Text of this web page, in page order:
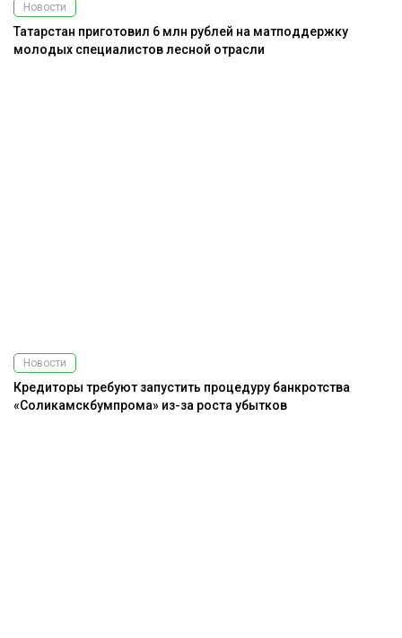
Новости
Татарстан приготовил 6 млн рублей на матподдержку
молодых специалистов лесной отрасли
Новости
Кредиторы требуют запустить процедуру банкротства
«Соликамскбумпрома» из-за роста убытков